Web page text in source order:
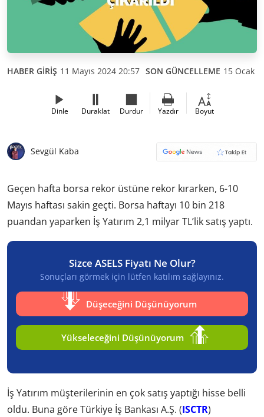
HABER GİRİŞ 11 Mayıs 2024 20:57 SON GÜNCELLEME 15 Ocak
Dinle Duraklat Durdur Yazdır Boyut
Sevgül Kaba
Geçen hafta borsa rekor üstüne rekor kırarken, 6-10
Mayıs haftası sakin geçti. Borsa haftayı 10 bin 218
puandan yaparken İş Yatırım 2,1 milyar TL’lik satış yaptı.
Sizce ASELS Fiyatı Ne Olur?
Sonuçları görmek için lütfen katılım sağlayınız.
Düşeceğini Düşünüyorum
Yükseleceğini Düşünüyorum
İş Yatırım müşterilerinin en çok satış yaptığı hisse belli
oldu. Buna göre Türkiye İş Bankası A.Ş. (ISCTR)